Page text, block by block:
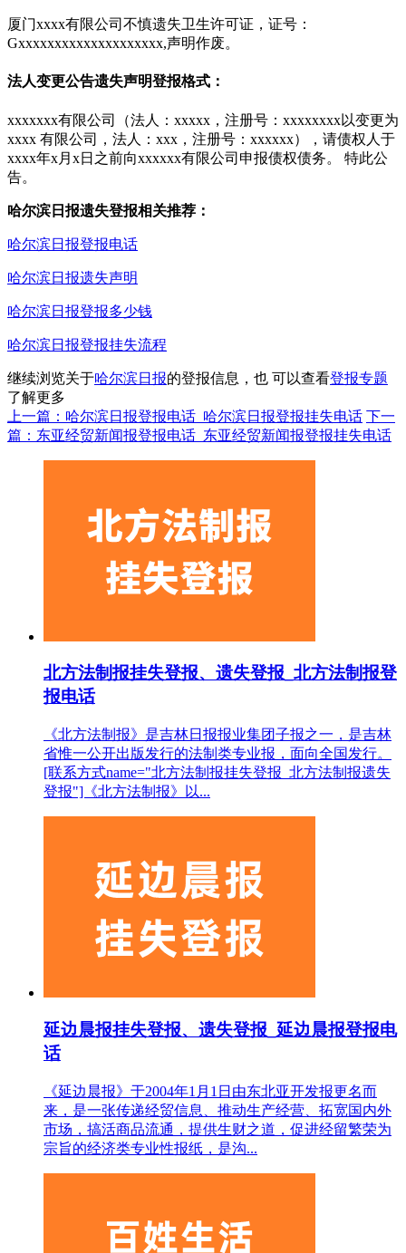
厦门xxxx有限公司不慎遗失卫生许可证，证号：
Gxxxxxxxxxxxxxxxxxxxx,声明作废。
法人变更公告遗失声明登报格式：
xxxxxxx有限公司（法人：xxxxx，注册号：xxxxxxxx以变更为
xxxx 有限公司，法人：xxx，注册号：xxxxxx），请债权人于
xxxx年x月x日之前向xxxxxx有限公司申报债权债务。 特此公
告。
哈尔滨日报遗失登报相关推荐：
哈尔滨日报登报电话
哈尔滨日报遗失声明
哈尔滨日报登报多少钱
哈尔滨日报登报挂失流程
继续浏览关于哈尔滨日报的登报信息，也 可以查看登报专题
了解更多
上一篇：哈尔滨日报登报电话_哈尔滨日报登报挂失电话 下一
篇：东亚经贸新闻报登报电话_东亚经贸新闻报登报挂失电话
北方法制报挂失登报、遗失登报_北方法制报登
报电话
《北方法制报》是吉林日报报业集团子报之一，是吉林
省惟一公开出版发行的法制类专业报，面向全国发行。
[联系方式name="北方法制报挂失登报_北方法制报遗失
登报"]《北方法制报》以...
延边晨报挂失登报、遗失登报_延边晨报登报电
话
《延边晨报》于2004年1月1日由东北亚开发报更名而
来，是一张传递经贸信息、推动生产经营、拓宽国内外
市场，搞活商品流通，提供生财之道，促进经留繁荣为
宗旨的经济类专业性报纸，是沟...